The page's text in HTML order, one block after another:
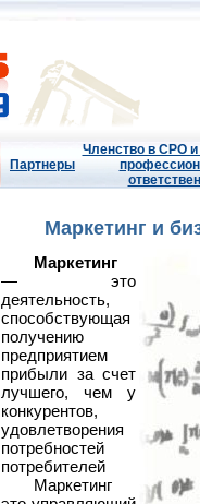
Партнеры
Членство в СРО и
Маркетинг и
Маркетинг
— это
деятельность,
способствующая
получению
предприятием
прибыли за счет
лучшего, чем у
конкурентов,
удовлетворения
потребностей
потребителей
Маркетинг